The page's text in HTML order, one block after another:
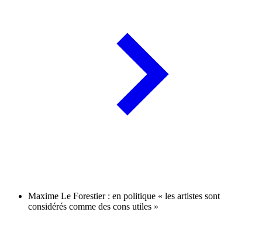
Maxime Le Forestier : en politique « les artistes sont
considérés comme des cons utiles »